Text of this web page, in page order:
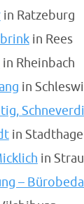
in Ratzeburg
in Rees
in Rheinbach
in
in
in
–